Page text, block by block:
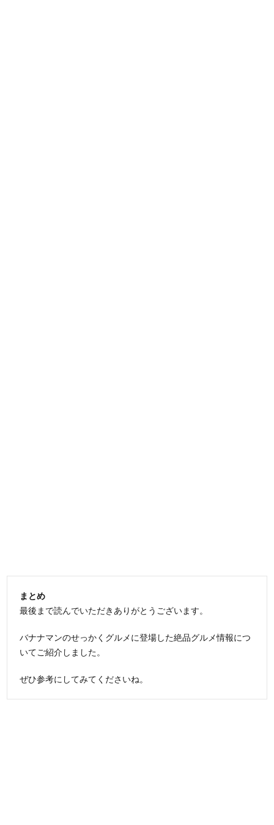
まとめ
最後まで読んでいただきありがとうございます。
バナナマンのせっかくグルメに登場した絶品グルメ情報につ
いてご紹介しました。
ぜひ参考にしてみてくださいね。